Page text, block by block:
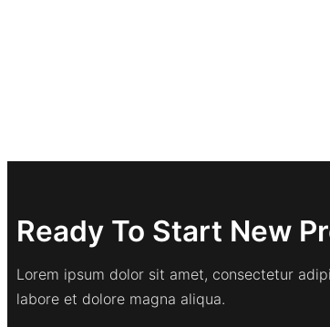
Ready To Start New
Lorem ipsum dolor sit amet, consectetur
labore et dolore magna aliqua.